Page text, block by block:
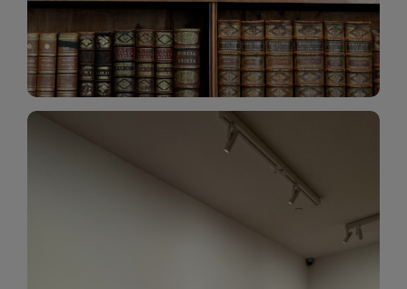
Katalog Zbiorów
Galeria Zdjęć
wspomnienia z wydarzeń, spotkań i projektów